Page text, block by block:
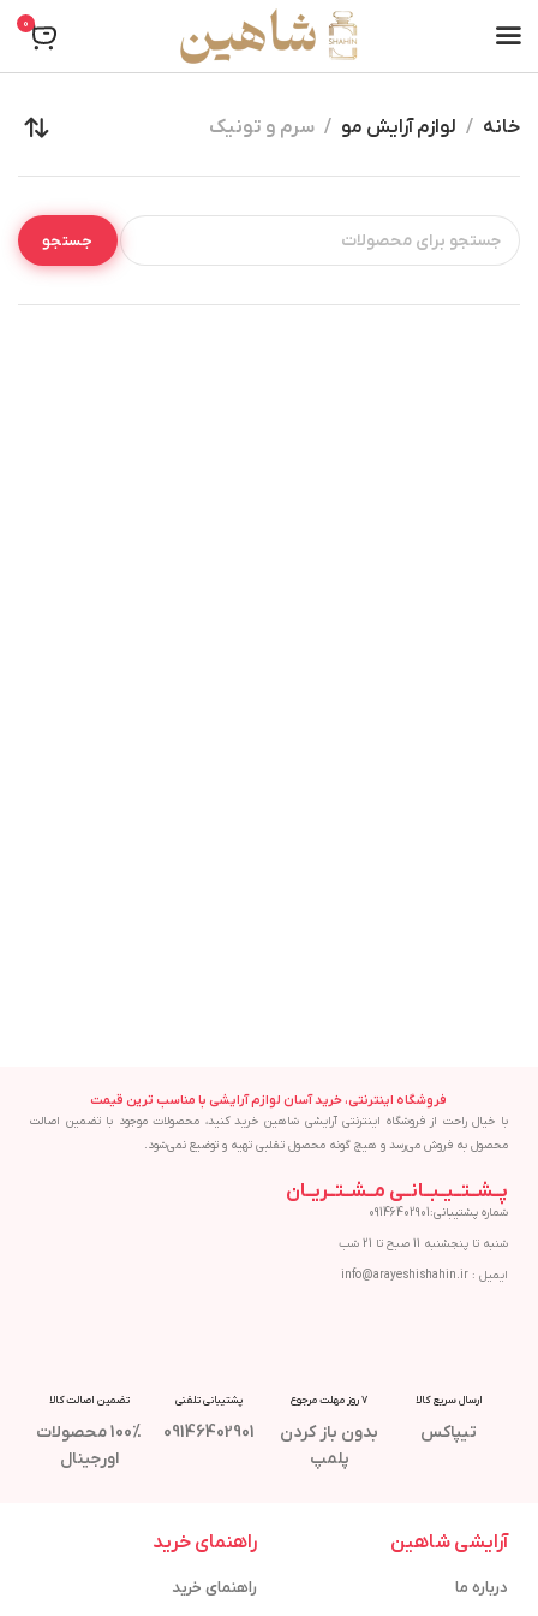
0
خانه لوازم آرایش مو سرم و تونیک
جستجو
فروشگاه اینترنتی، خرید آسان لوازم آرایشی با مناسب ترین قیمت
با خیال راحت از فروشگاه اینترنتی آرایشی شاهین خرید کنید، محصولات موجود با تضمین اصالت
محصول به فروش می‌رسد و هیچ گونه محصول تقلبی تهیه و توضیع نمی‌شود.
پــشــتــیــبــانــی مــشــتــریــان
شماره پشتیبانی:09146402901
شنبه تا پنجشنبه 11 صبح تا 21 شب
ایمیل : info@arayeshishahin.ir
ارسال سریع کالا
تیپاکس
7 روز مهلت مرجوع
بدون باز کردن
پلمپ
پشتیبانی تلفنی
09146402901
تضمین اصالت کالا
100% محصولات
اورجینال
آرایشی شاهین
درباره ما
راهنمای خرید
راهنمای خرید